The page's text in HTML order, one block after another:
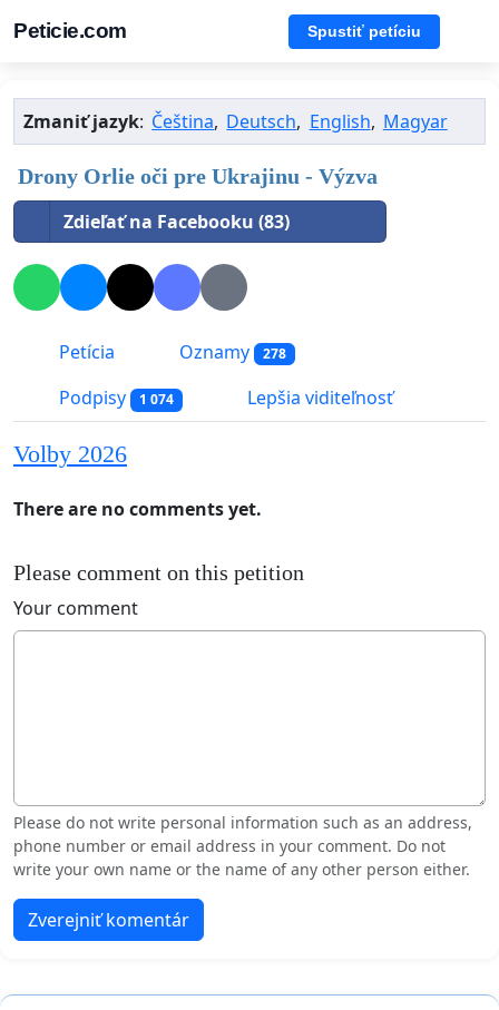
Peticie.com Spustiť petíciu
Zmaniť jazyk: Čeština, Deutsch, English, Magyar
Drony Orlie oči pre Ukrajinu - Výzva
Zdieľať na Facebooku (83)
Petícia Oznamy 278
Podpisy 1 074 Lepšia viditeľnosť
Volby 2026
There are no comments yet.
Please comment on this petition
Your comment
Please do not write personal information such as an address,
phone number or email address in your comment. Do not
write your own name or the name of any other person either.
Zverejniť komentár